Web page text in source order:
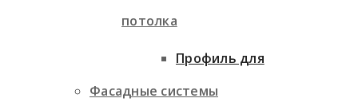
потолка
Фасадные системы
Профиль для